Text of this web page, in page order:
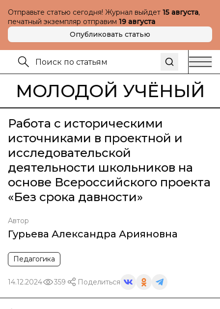
Отправьте статью сегодня! Журнал выйдет 15 августа,
печатный экземпляр отправим 19 августа
Опубликовать статью
МОЛОДОЙ УЧЁНЫЙ
Работа с историческими
источниками в проектной и
исследовательской
деятельности школьников на
основе Всероссийского проекта
«Без срока давности»
Автор
Гурьева Александра Арияновна
Педагогика
14.12.2024 359 Поделиться